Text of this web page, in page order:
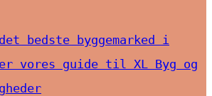
bedste byggemarked i
vores guide til XL Byg og